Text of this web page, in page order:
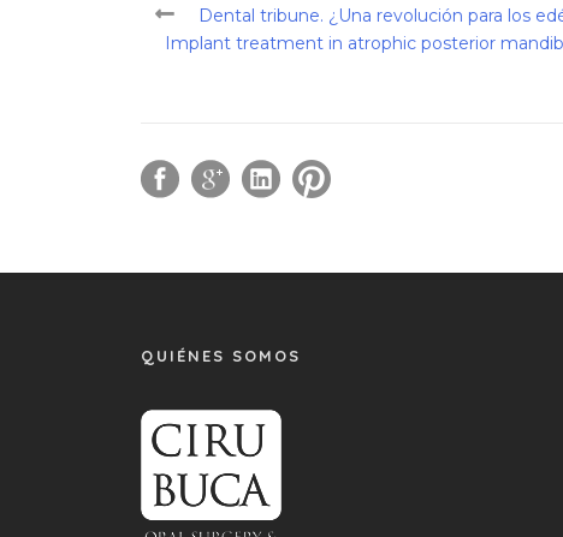
Dental tribune. ¿Una revolución para los
Implant treatment in atrophic posterior
QUIÉNES SOMOS